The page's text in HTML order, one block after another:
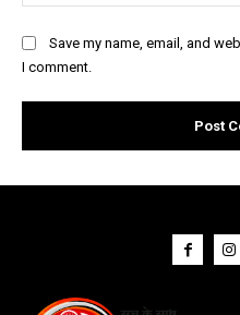
Save my name, email, and
I comment.